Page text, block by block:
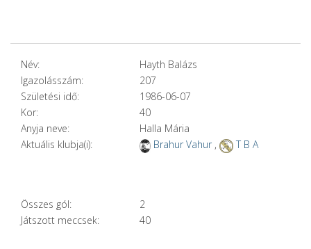
Név:
Hayth Balázs
Igazolásszám:
207
Születési idő:
1986-06-07
Kor:
40
Anyja neve:
Halla Mária
Aktuális klubja(i):
Brahur Vahur , T B A
Összes gól:
2
Játszott meccsek:
40